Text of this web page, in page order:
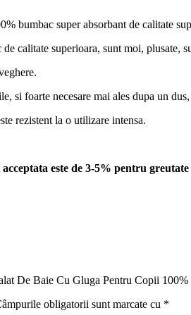
bumbac super absorbant de calitate
calitate superioara, sunt moi, plusate,
si foarte necesare mai ales dupa un
rezistent la o utilizare intensa.
este de 3-5% pentru
De Baie Cu Gluga Pentru Copii
obligatorii sunt marcate cu *